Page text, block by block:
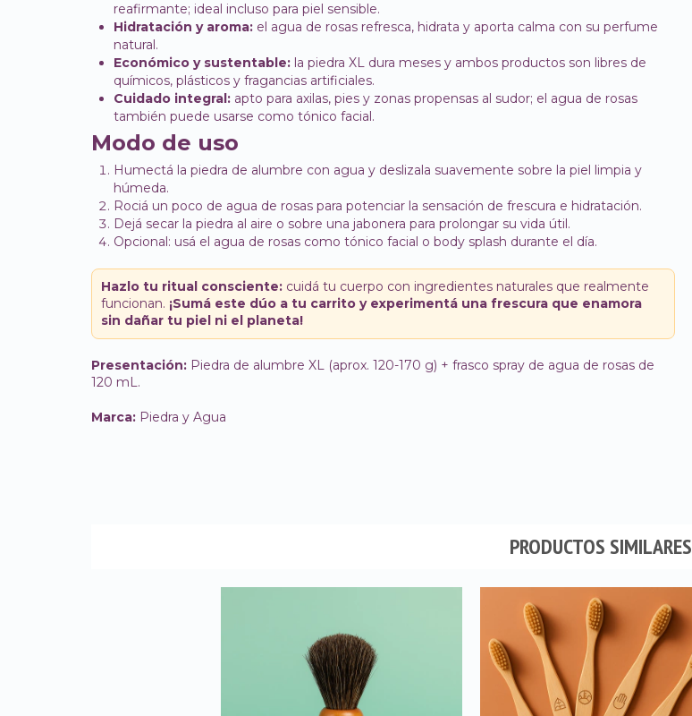
reafirmante; ideal incluso para piel sensible.
Hidratación y aroma: el agua de rosas refresca, hidrata y aporta calma con su perfume
natural.
Económico y sustentable: la piedra XL dura meses y ambos productos son libres de
químicos, plásticos y fragancias artificiales.
Cuidado integral: apto para axilas, pies y zonas propensas al sudor; el agua de rosas
también puede usarse como tónico facial.
Modo de uso
Humectá la piedra de alumbre con agua y deslizala suavemente sobre la piel limpia y
húmeda.
Rociá un poco de agua de rosas para potenciar la sensación de frescura e hidratación.
Dejá secar la piedra al aire o sobre una jabonera para prolongar su vida útil.
Opcional: usá el agua de rosas como tónico facial o body splash durante el día.
Hazlo tu ritual consciente: cuidá tu cuerpo con ingredientes naturales que realmente
funcionan. ¡Sumá este dúo a tu carrito y experimentá una frescura que enamora
sin dañar tu piel ni el planeta!
Presentación: Piedra de alumbre XL (aprox. 120-170 g) + frasco spray de agua de rosas de
120 mL.
Marca: Piedra y Agua
PRODUCTOS SIMILARES